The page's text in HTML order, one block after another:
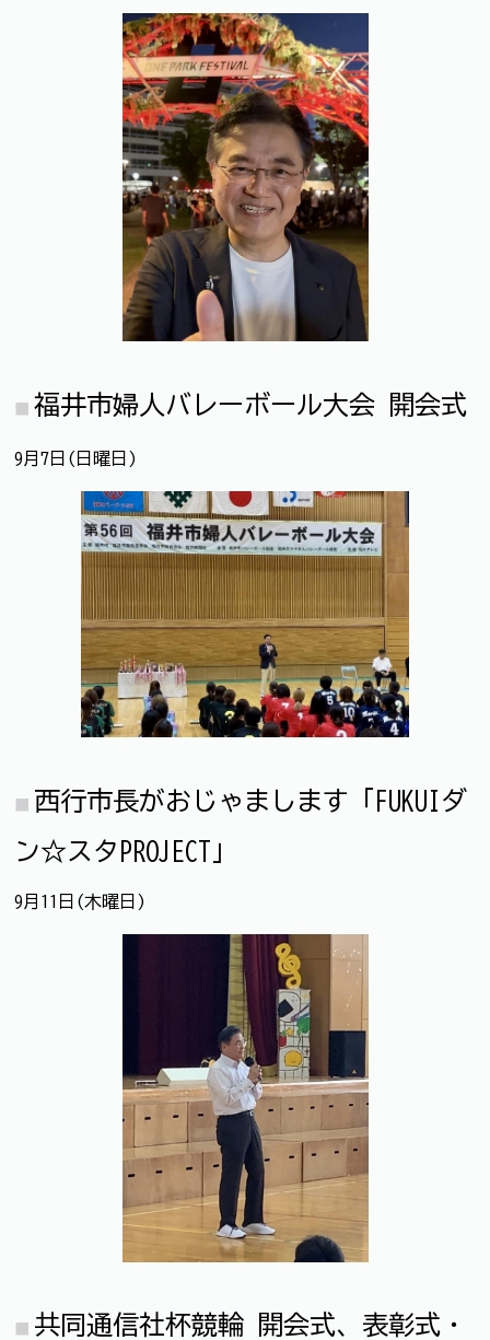
福井市婦人バレーボール大会 開会式
9月7日(日曜日)
西行市長がおじゃまします「FUKUIダ
ン☆スタPROJECT」
9月11日(木曜日)
共同通信社杯競輪 開会式、表彰式・